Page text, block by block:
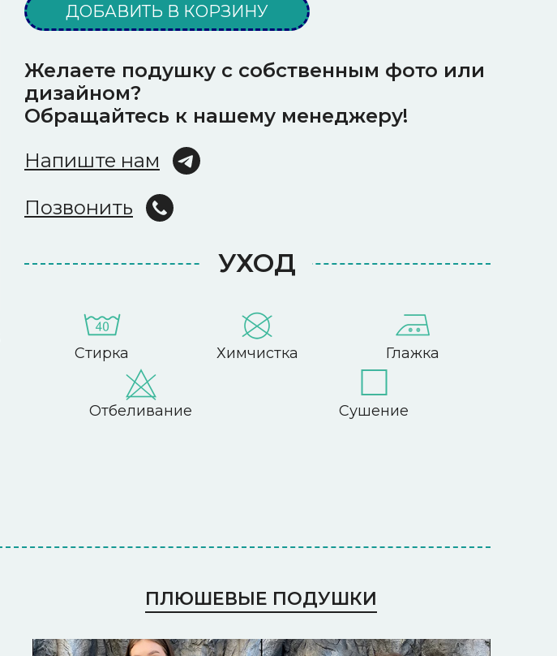
ДОБАВИТЬ В КОРЗИНУ
Желаете подушку с собственным фото или
дизайном?
Обращайтесь к нашему менеджеру!
Напиште нам
Позвонить
УХОД
Стирка Химчистка Глажка
Отбеливание Сушение
ПЛЮШЕВЫЕ ПОДУШКИ